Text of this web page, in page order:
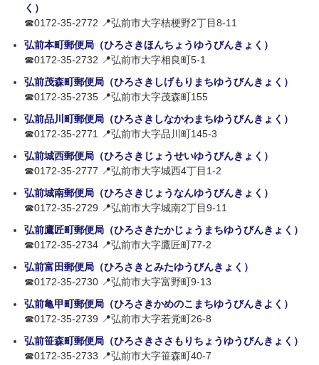
く）
☎0172-35-2772 📍弘前市大字桔梗野2丁目8-11
弘前本町郵便局（ひろさきほんちょうゆうびんきょく）
☎0172-35-2732 📍弘前市大字相良町5-1
弘前茂森町郵便局（ひろさきしげもりまちゆうびんきょく）
☎0172-35-2735 📍弘前市大字茂森町155
弘前品川町郵便局（ひろさきしなかわまちゆうびんきょく）
☎0172-35-2771 📍弘前市大字品川町145-3
弘前城西郵便局（ひろさきじょうせいゆうびんきょく）
☎0172-35-2777 📍弘前市大字城西4丁目1-2
弘前城南郵便局（ひろさきじょうなんゆうびんきょく）
☎0172-35-2729 📍弘前市大字城南2丁目9-11
弘前鷹匠町郵便局（ひろさきたかじょうまちゆうびんきょく）
☎0172-35-2734 📍弘前市大字鷹匠町77-2
弘前富田郵便局（ひろさきとみたゆうびんきょく）
☎0172-35-2730 📍弘前市大字富野町9-13
弘前亀甲町郵便局（ひろさきかめのこまちゆうびんきよく）
☎0172-35-2739 📍弘前市大字若党町26-8
弘前笹森町郵便局（ひろさきささもりちょうゆうびんきょく）
☎0172-35-2733 📍弘前市大字笹森町40-7